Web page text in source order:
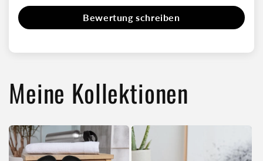
biologischem AnbauBewertung schreiben
Meine Kollektionen